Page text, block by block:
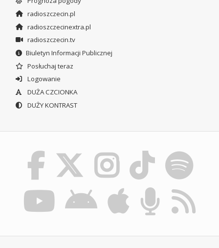
radioszczecin.pl
radioszczecinextra.pl
radioszczecin.tv
Biuletyn Informacji Publicznej
Posłuchaj teraz
Logowanie
DUŻA CZCIONKA
DUŻY KONTRAST